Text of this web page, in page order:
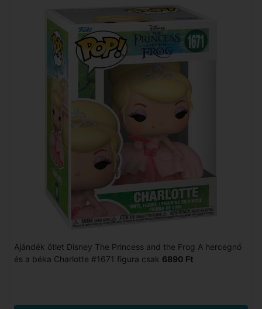
Ajándék ötlet Disney The Princess and the Frog A hercegnő
és a béka Charlotte #1671 figura csak 6890 Ft